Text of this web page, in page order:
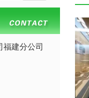
福建分公司